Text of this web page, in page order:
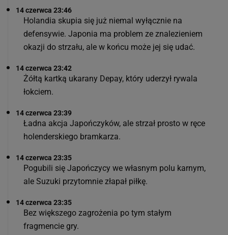
14 czerwca 23:46
Holandia skupia się już niemal wyłącznie na
defensywie. Japonia ma problem ze znalezieniem
okazji do strzału, ale w końcu może jej się udać.
14 czerwca 23:42
Żółtą kartką ukarany Depay, który uderzył rywala
łokciem.
14 czerwca 23:39
Ładna akcja Japończyków, ale strzał prosto w ręce
holenderskiego bramkarza.
14 czerwca 23:35
Pogubili się Japończycy we własnym polu karnym,
ale Suzuki przytomnie złapał piłkę.
14 czerwca 23:35
Bez większego zagrożenia po tym stałym
fragmencie gry.